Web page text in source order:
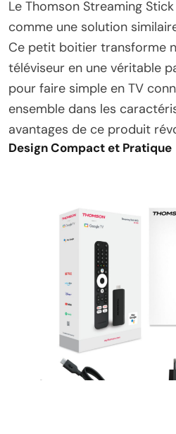
Le Thomson Streaming
comme une solution
Ce petit boitier transforme
téléviseur en une véritable
pour faire simple en TV
ensemble dans les
avantages de ce produit
Design Compact et Pratique